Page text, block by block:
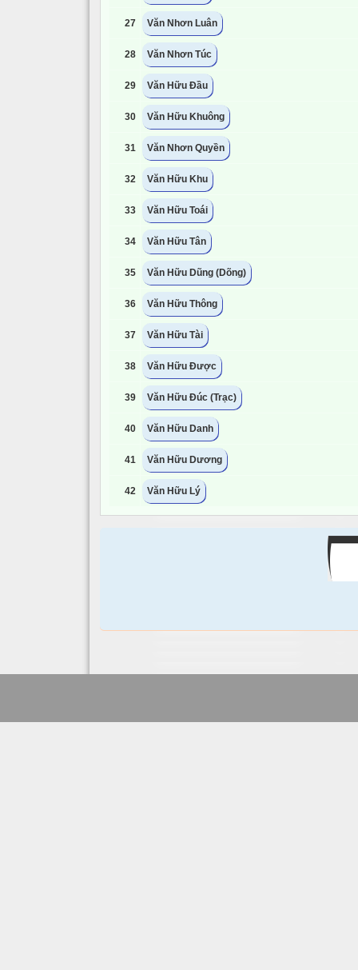
27 Văn Nhơn Luân
28 Văn Nhơn Túc
29 Văn Hữu Đầu
30 Văn Hữu Khuông
31 Văn Nhơn Quyền
32 Văn Hữu Khu
33 Văn Hữu Toái
34 Văn Hữu Tân
35 Văn Hữu Dũng (Dõng)
36 Văn Hữu Thông
37 Văn Hữu Tài
38 Văn Hữu Được
39 Văn Hữu Đúc (Trạc)
40 Văn Hữu Danh
41 Văn Hữu Dương
42 Văn Hữu Lý